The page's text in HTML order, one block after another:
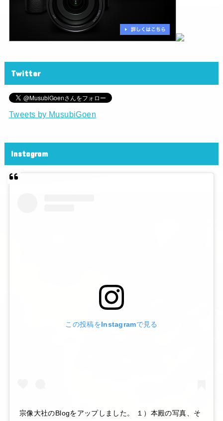
Twitter
Tweets by MusubiGoen
Instagram
この投稿をInstagramで見る
宗像大社のBlogをアップしました。 １）本殿の写真、そ